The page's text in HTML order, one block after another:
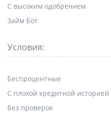
С высоким одобрением
Займ Бот
Условия:
Беспроцентные
С плохой кредитной историей
Без проверок